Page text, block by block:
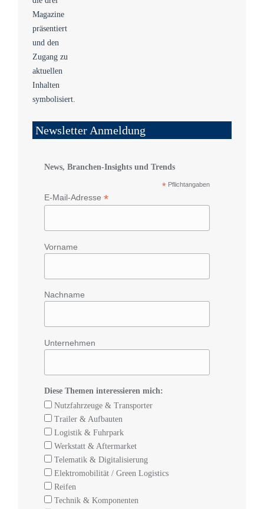
Newsletter Anmeldung
News, Branchen-Insights und Trends
* Pflichtangaben
E-Mail-Adresse *
Vorname
Nachname
Unternehmen
Diese Themen interessieren mich:
Nutzfahrzeuge & Transporter
Trailer & Aufbauten
Logistik & Fuhrpark
Werkstatt & Aftermarket
Telematik & Digitalisierung
Elektromobilität / Green Logistics
Reifen
Technik & Komponenten